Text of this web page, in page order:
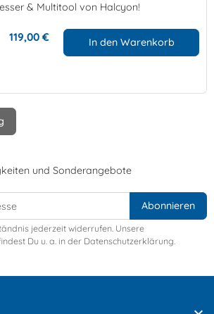
& Multitool von Halcyon!
119,00 € In den Warenkorb
und Sonderangebote
jederzeit widerrufen. Unsere
Du u. a. in der Datenschutzerklärung.